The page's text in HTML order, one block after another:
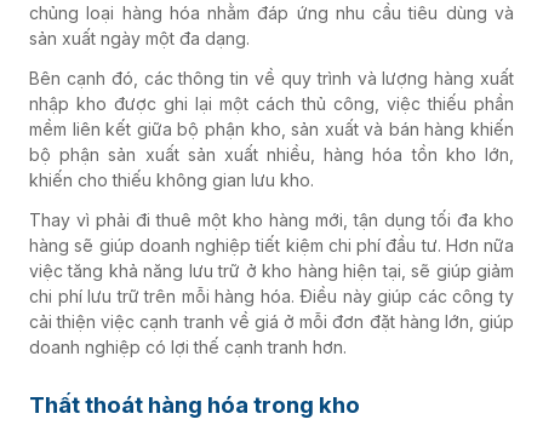
chủng loại hàng hóa nhằm đáp ứng nhu cầu tiêu dùng và
sản xuất ngày một đa dạng.
Bên cạnh đó, các thông tin về quy trình và lượng hàng xuất
nhập kho được ghi lại một cách thủ công, việc thiếu phần
mềm liên kết giữa bộ phận kho, sản xuất và bán hàng khiến
bộ phận sản xuất sản xuất nhiều, hàng hóa tồn kho lớn,
khiến cho thiếu không gian lưu kho.
Thay vì phải đi thuê một kho hàng mới, tận dụng tối đa kho
hàng sẽ giúp doanh nghiệp tiết kiệm chi phí đầu tư. Hơn nữa
việc tăng khả năng lưu trữ ở kho hàng hiện tại, sẽ giúp giảm
chi phí lưu trữ trên mỗi hàng hóa. Điều này giúp các công ty
cải thiện việc cạnh tranh về giá ở mỗi đơn đặt hàng lớn, giúp
doanh nghiệp có lợi thế cạnh tranh hơn.
Thất thoát hàng hóa trong kho